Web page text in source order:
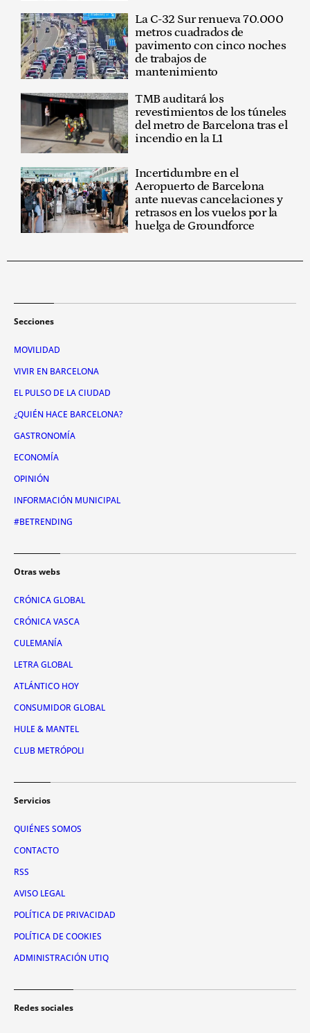
La C-32 Sur renueva 70.000
metros cuadrados de
pavimento con cinco noches
de trabajos de
mantenimiento
TMB auditará los
revestimientos de los túneles
del metro de Barcelona tras el
incendio en la L1
Incertidumbre en el
Aeropuerto de Barcelona
ante nuevas cancelaciones y
retrasos en los vuelos por la
huelga de Groundforce
Secciones
MOVILIDAD
VIVIR EN BARCELONA
EL PULSO DE LA CIUDAD
¿QUIÉN HACE BARCELONA?
GASTRONOMÍA
ECONOMÍA
OPINIÓN
INFORMACIÓN MUNICIPAL
#BETRENDING
Otras webs
CRÓNICA GLOBAL
CRÓNICA VASCA
CULEMANÍA
LETRA GLOBAL
ATLÁNTICO HOY
CONSUMIDOR GLOBAL
HULE & MANTEL
CLUB METRÓPOLI
Servicios
QUIÉNES SOMOS
CONTACTO
RSS
AVISO LEGAL
POLÍTICA DE PRIVACIDAD
POLÍTICA DE COOKIES
ADMINISTRACIÓN UTIQ
Redes sociales